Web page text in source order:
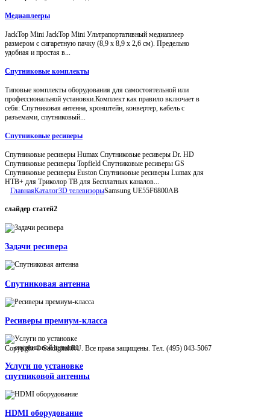
Медиаплееры
JackTop Mini JackTop Mini Ультрапортативный медиаплеер
размером с сигаретную пачку (8,9 x 8,9 x 2,6 см). Предельно
удобная и простая в...
Спутниковые комплекты
Типовые комплекты оборудования для самостоятельной или
профессиональной установки.Комплект как правило включает в
себя: Спутниковая антенна, кронштейн, конвертер, кабель с
разъемами, спутниковый...
Спутниковые ресиверы
Спутниковые ресиверы Humax Спутниковые ресиверы Dr. HD
Спутниковые ресиверы Topfield Спутниковые ресиверы GS
Спутниковые ресиверы Euston Спутниковые ресиверы Lumax для
НТВ+ для Триколор ТВ для Бесплатных каналов...
ГлавнаяКаталог3D телевизорыSamsung UE55F6800AB
слайдер статей2
Задачи ресивера
Спутниковая антенна
Ресиверы премиум-класса
Услуги по установке
спутниковой антенны
HDMI оборудование
Copyright © Satdigital.RU. Все права защищены. Тел. (495) 043-5067